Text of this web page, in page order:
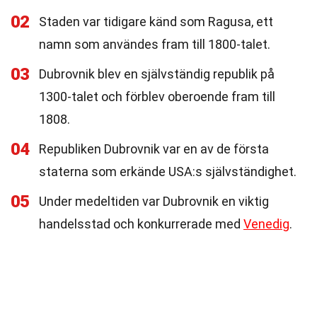
02
Staden var tidigare känd som Ragusa, ett
namn som användes fram till 1800-talet.
03
Dubrovnik blev en självständig republik på
1300-talet och förblev oberoende fram till
1808.
04
Republiken Dubrovnik var en av de första
staterna som erkände USA:s självständighet.
05
Under medeltiden var Dubrovnik en viktig
handelsstad och konkurrerade med Venedig.